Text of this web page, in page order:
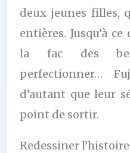
deux jeunes filles,
entières. Jusqu’à
la fac des
perfectionner…
d’autant que leur
point de sortir.
Redessiner l’histoire